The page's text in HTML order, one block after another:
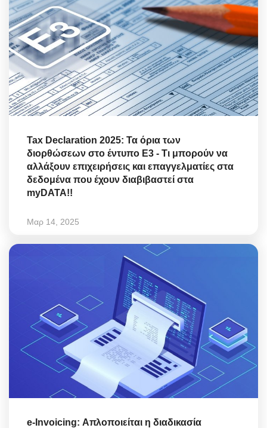
Tax Declaration 2025: Τα όρια των
διορθώσεων στο έντυπο Ε3 - Τι μπορούν να
αλλάξουν επιχειρήσεις και επαγγελματίες στα
δεδομένα που έχουν διαβιβαστεί στα
myDATA!!
Μαρ 14, 2025
e-Invoicing: Απλοποιείται η διαδικασία